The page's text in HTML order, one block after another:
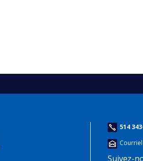
514
Courriel
Suivez-